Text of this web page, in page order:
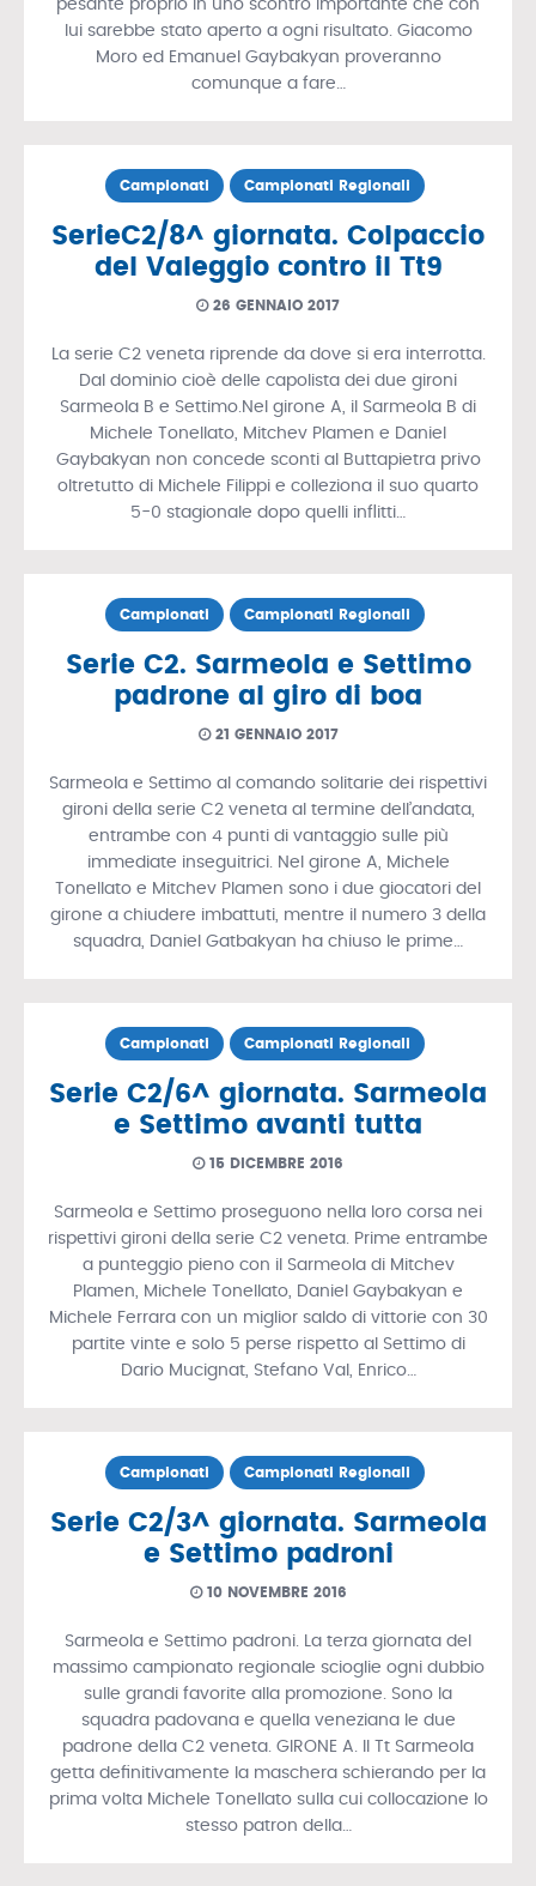
pesante proprio in uno scontro importante che con
lui sarebbe stato aperto a ogni risultato. Giacomo
Moro ed Emanuel Gaybakyan proveranno
comunque a fare…
Campionati Campionati Regionali
SerieC2/8^ giornata. Colpaccio
del Valeggio contro il Tt9
26 GENNAIO 2017
La serie C2 veneta riprende da dove si era interrotta.
Dal dominio cioè delle capolista dei due gironi
Sarmeola B e Settimo.Nel girone A, il Sarmeola B di
Michele Tonellato, Mitchev Plamen e Daniel
Gaybakyan non concede sconti al Buttapietra privo
oltretutto di Michele Filippi e colleziona il suo quarto
5-0 stagionale dopo quelli inflitti…
Campionati Campionati Regionali
Serie C2. Sarmeola e Settimo
padrone al giro di boa
21 GENNAIO 2017
Sarmeola e Settimo al comando solitarie dei rispettivi
gironi della serie C2 veneta al termine dell’andata,
entrambe con 4 punti di vantaggio sulle più
immediate inseguitrici. Nel girone A, Michele
Tonellato e Mitchev Plamen sono i due giocatori del
girone a chiudere imbattuti, mentre il numero 3 della
squadra, Daniel Gatbakyan ha chiuso le prime…
Campionati Campionati Regionali
Serie C2/6^ giornata. Sarmeola
e Settimo avanti tutta
15 DICEMBRE 2016
Sarmeola e Settimo proseguono nella loro corsa nei
rispettivi gironi della serie C2 veneta. Prime entrambe
a punteggio pieno con il Sarmeola di Mitchev
Plamen, Michele Tonellato, Daniel Gaybakyan e
Michele Ferrara con un miglior saldo di vittorie con 30
partite vinte e solo 5 perse rispetto al Settimo di
Dario Mucignat, Stefano Val, Enrico…
Campionati Campionati Regionali
Serie C2/3^ giornata. Sarmeola
e Settimo padroni
10 NOVEMBRE 2016
Sarmeola e Settimo padroni. La terza giornata del
massimo campionato regionale scioglie ogni dubbio
sulle grandi favorite alla promozione. Sono la
squadra padovana e quella veneziana le due
padrone della C2 veneta. GIRONE A. Il Tt Sarmeola
getta definitivamente la maschera schierando per la
prima volta Michele Tonellato sulla cui collocazione lo
stesso patron della…